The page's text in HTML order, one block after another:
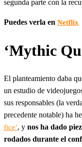
segunda parte con la
Puedes verla en Netflix
‘Mythic
El planteamiento daba
un estudio de
sus responsables (la
precedente notable) ha
fice’, y nos ha dado
rodados durante el